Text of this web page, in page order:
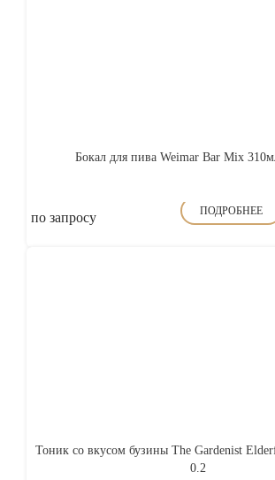
Бокал для пива Weimar Bar Mix
по запросу ПОДРОБНЕЕ
Тоник со вкусом бузины The Gardenist
0.2